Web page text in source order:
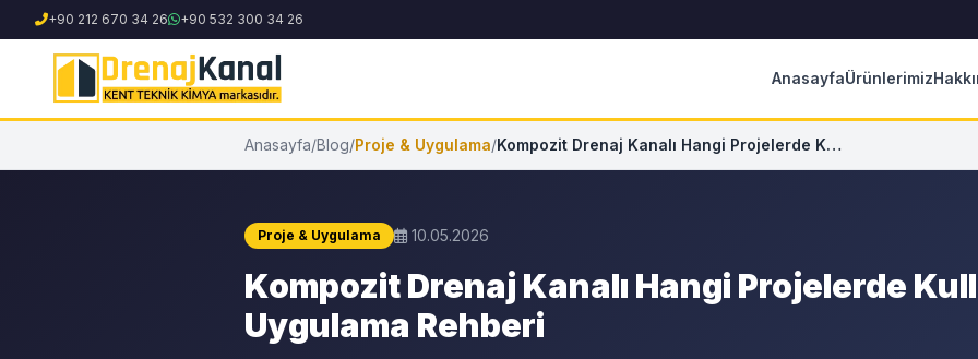
+90 212 670 34 26 +90 532 300 34 26
AnasayfaÜrünlerimiz
Anasayfa/Blog/Proje & Uygulama/ Kompozit Drenaj Kanalı Hangi Projelerde Kullanılır? Uygulama Rehberi
Proje & Uygulama 10.05.2026
Kompozit Drenaj Kanalı Hangi Projelerde
Uygulama Rehberi